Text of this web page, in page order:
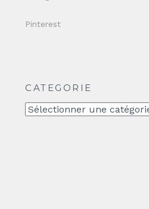
Pinterest
CATEGORIE
CATEGORIE